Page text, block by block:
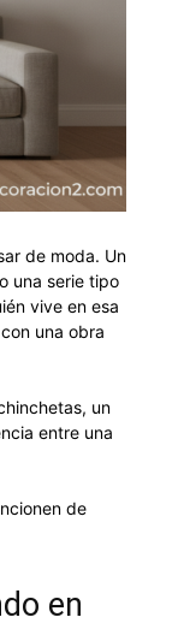
de moda. Un
una serie tipo
vive en esa
una obra
un
entre una
de
en